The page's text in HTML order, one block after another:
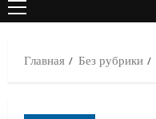
ОСНОВНОЕ
Главная Без рубрики